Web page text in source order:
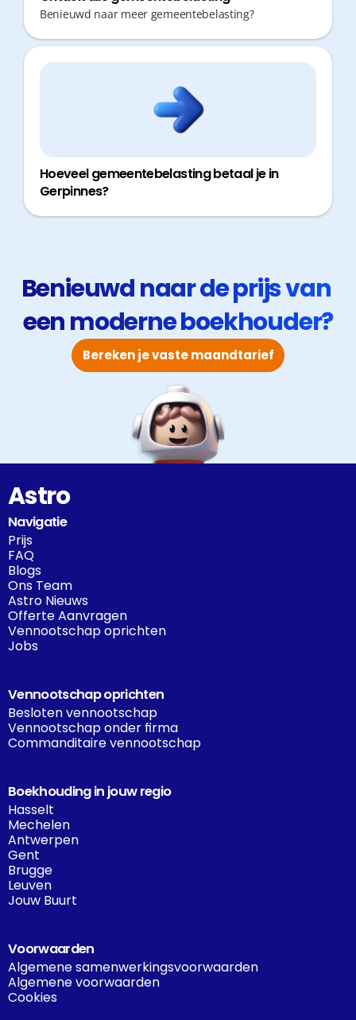
Benieuwd naar meer gemeentebelasting?
Hoeveel gemeentebelasting betaal je in
Gerpinnes?
Benieuwd naar de prijs van
een moderne boekhouder?
Bereken je vaste maandtarief
Astro
Navigatie
Prijs
FAQ
Blogs
Ons Team
Astro Nieuws
Offerte Aanvragen
Vennootschap oprichten
Jobs
Vennootschap oprichten
Besloten vennootschap
Vennootschap onder firma
Commanditaire vennootschap
Boekhouding in jouw regio
Hasselt
Mechelen
Antwerpen
Gent
Brugge
Leuven
Jouw Buurt
Voorwaarden
Algemene samenwerkingsvoorwaarden
Algemene voorwaarden
Cookies